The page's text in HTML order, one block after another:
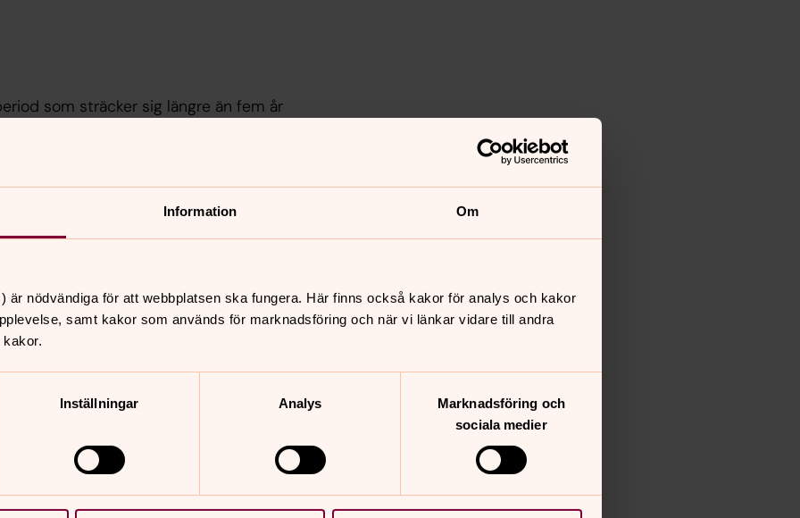
Information Om
är nödvändiga för att webbplatsen ska fungera. Här finns också kakor för analys och kakor
samt kakor som används för marknadsföring och när vi länkar vidare till andra
Inställningar Analys
Marknadsföring och
sociala medier
som sträcker sig längre än fem år
lämnas av
ljus endast placeras ut på gravarna
Om de står kvar under annan tid
om att det av arbetsmiljöskäl
stenar som dekoration på
en vinterkrans eller
Vi erbjuder all tänkbar service
att besöka graven men man
Hör då av er till oss